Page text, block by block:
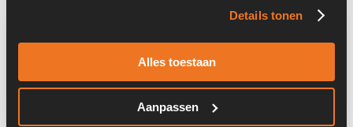
Details tonen
Alles toestaan
Aanpassen
Stock number: 3968-012
Brand: Liebherr